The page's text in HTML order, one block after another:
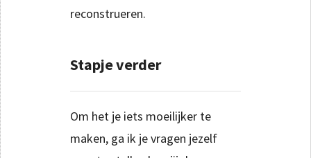
reconstrueren.
Stapje verder
Om het je iets moeilijker te
maken, ga ik je vragen jezelf